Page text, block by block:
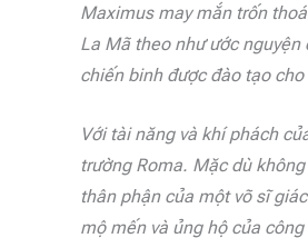
Maximus may mắn trốn
La Mã theo như ước
chiến binh được đào tạo
Với tài năng và khí phách
trường Roma. Mặc dù
thân phận của một võ sĩ
mộ mến và ủng hộ của